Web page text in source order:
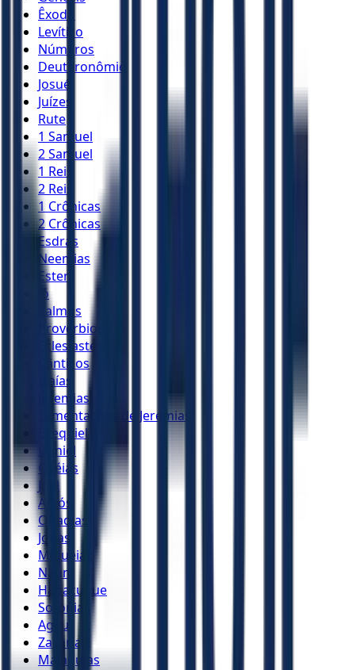
Êxodo
Levítico
Números
Deuteronômio
Josué
Juízes
Rute
1 Samuel
2 Samuel
1 Reis
2 Reis
1 Crônicas
2 Crônicas
Esdras
Neemias
Ester
Jó
Salmos
Provérbios
Eclesiastes
Cânticos
Isaías
Jeremias
Lamentações de Jeremias
Ezequiel
Daniel
Oséias
Joel
Amós
Obadias
Jonas
Miquéias
Naum
Habacuque
Sofonias
Ageu
Zacarias
Malaquias